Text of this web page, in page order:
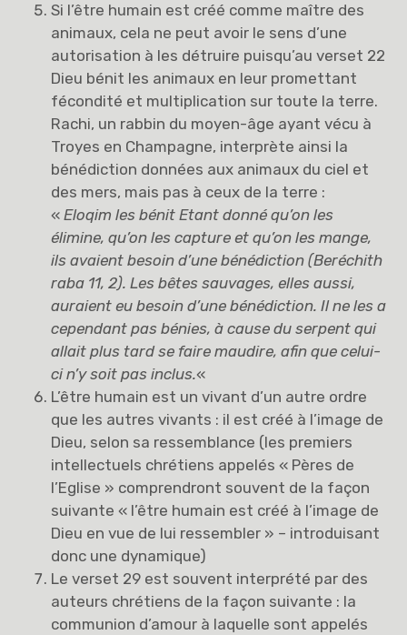
Si l’être humain est créé comme maître des
animaux, cela ne peut avoir le sens d’une
autorisation à les détruire puisqu’au verset 22
Dieu bénit les animaux en leur promettant
fécondité et multiplication sur toute la terre.
Rachi, un rabbin du moyen-âge ayant vécu à
Troyes en Champagne, interprète ainsi la
bénédiction données aux animaux du ciel et
des mers, mais pas à ceux de la terre :
«Eloqim les bénit Etant donné qu’on les
élimine, qu’on les capture et qu’on les mange,
ils avaient besoin d’une bénédiction (Beréchith
raba 11, 2). Les bêtes sauvages, elles aussi,
auraient eu besoin d’une bénédiction. Il ne les a
cependant pas bénies, à cause du serpent qui
allait plus tard se faire maudire, afin que celui-
ci n’y soit pas inclus.«
L’être humain est un vivant d’un autre ordre
que les autres vivants : il est créé à l’image de
Dieu, selon sa ressemblance (les premiers
intellectuels chrétiens appelés « Pères de
l’Eglise » comprendront souvent de la façon
suivante « l’être humain est créé à l’image de
Dieu en vue de lui ressembler » – introduisant
donc une dynamique)
Le verset 29 est souvent interprété par des
auteurs chrétiens de la façon suivante : la
communion d’amour à laquelle sont appelés